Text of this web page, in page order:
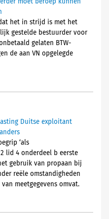
het in strijd is met het
gestelde bestuurder voor
gelaten BTW-
de aan VN opgelegde
Duitse exploitant
‘als
lid 4 onderdeel b eerste
gebruik van propaan bij
reële omstandigheden
meetgegevens omvat.